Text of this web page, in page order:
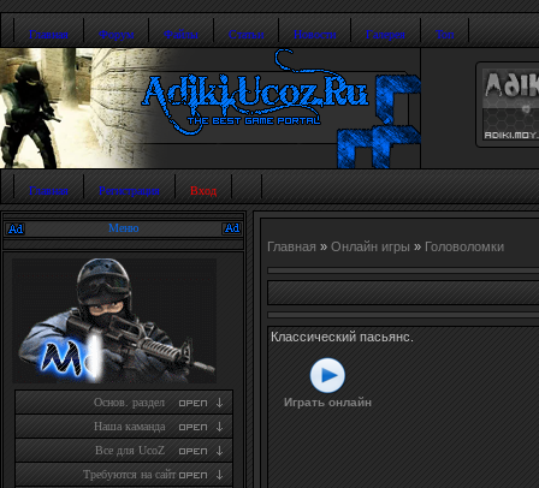
Главная Форум Файлы Статьи Новости Галерея Топ
Главная Регистрация Вход
Меню
Основ. раздел
Наша каманда
Все для UcoZ
Требуются на сайт
Главная » Онлайн игры » Головоломки
Классический пасьянс.
Играть онлайн